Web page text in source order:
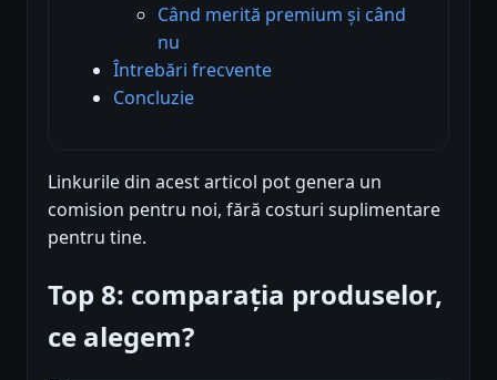
Când merită premium și când
nu
Întrebări frecvente
Concluzie
Linkurile din acest articol pot genera un
comision pentru noi, fără costuri suplimentare
pentru tine.
Top 8: comparația produselor,
ce alegem?